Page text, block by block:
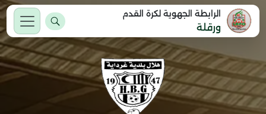
الرابطة الجهوية لكرة القدم
ورقلة